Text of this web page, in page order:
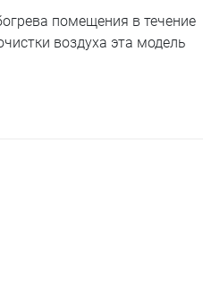
помещения в течение
воздуха эта модель